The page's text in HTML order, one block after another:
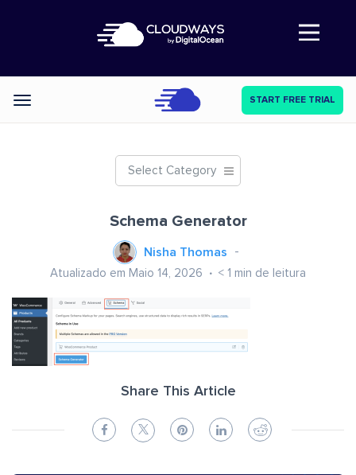
Abre a navegação
Categories START FREE TRIAL
Select Category
Schema Generator
Nisha Thomas
Atualizado em Maio 14, 2026 < 1 min de leitura
Share This Article